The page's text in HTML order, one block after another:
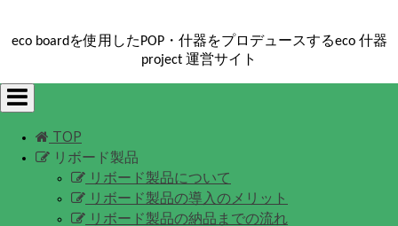
eco boardを使用したPOP・什器をプロデュースするeco 什器
project 運営サイト
Toggle
navigation
TOP
リボード製品
リボード製品について
リボード製品の導入のメリット
リボード製品の納品までの流れ